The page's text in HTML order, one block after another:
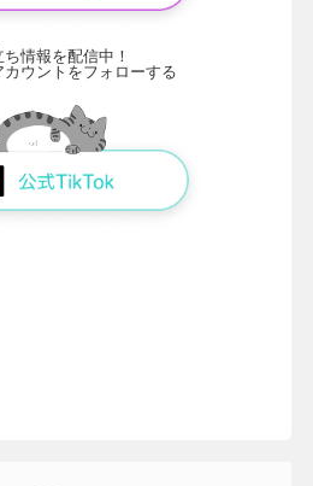
ち情報を配信中！
ウントをフォローする